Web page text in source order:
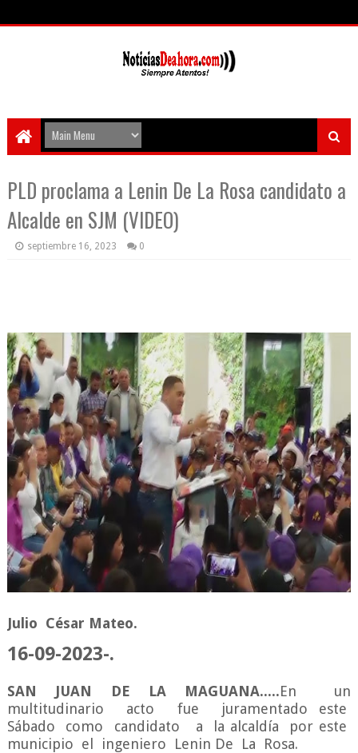
PLD proclama a Lenin De La Rosa candidato a
Alcalde en SJM (VIDEO)
septiembre 16, 2023 0
Julio César Mateo.
16-09-2023-.
SAN JUAN DE LA MAGUANA.....En un
multitudinario acto fue juramentado este
Sábado como candidato a la alcaldía por este
municipio el ingeniero Lenin De La Rosa.